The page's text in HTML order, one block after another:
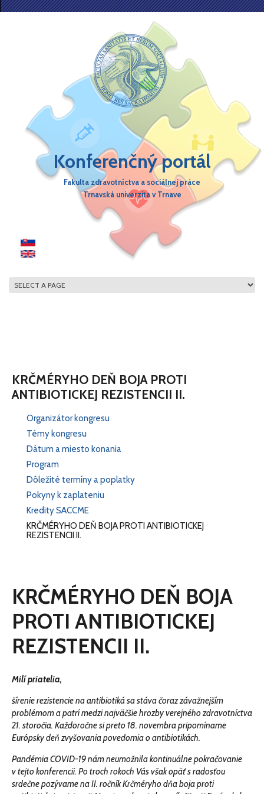
Skočiť na hlavný obsah
Konferenčný portál
Fakulta zdravotníctva a sociálnej práce
Trnavská univerzita v Trnave
KRČMÉRYHO DEŇ BOJA PROTI
ANTIBIOTICKEJ REZISTENCII II.
Organizátor kongresu
Témy kongresu
Dátum a miesto konania
Program
Dôležité termíny a poplatky
Pokyny k zaplateniu
Kredity SACCME
KRČMÉRYHO DEŇ BOJA PROTI ANTIBIOTICKEJ
REZISTENCII II.
KRČMÉRYHO DEŇ BOJA
PROTI ANTIBIOTICKEJ
REZISTENCII II.
Milí priatelia,
šírenie rezistencie na antibiotiká sa stáva čoraz závažnejším
problémom a patrí medzi najväčšie hrozby verejného zdravotníctva
21. storočia. Každoročne si preto 18. novembra pripomíname
Európsky deň zvyšovania povedomia o antibiotikách.
Pandémia COVID-19 nám neumožnila kontinuálne pokračovanie
v tejto konferencii. Po troch rokoch Vás však opäť s radosťou
srdečne pozývame na II. ročník Krčméryho dňa boja proti